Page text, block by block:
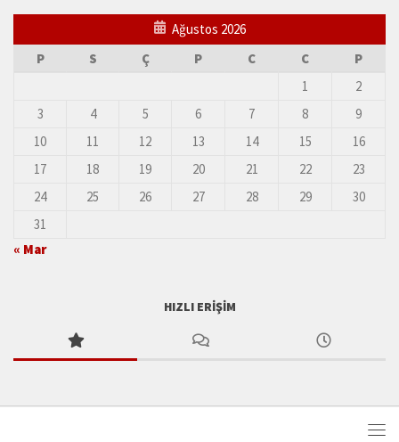
Ağustos 2026
P
S Ç P C C
P
1
2
3
4 5 6 7 8
9
10
11 12 13 14 15
16
17
18 19 20 21 22
23
24
25 26 27 28 29
30
31
« Mar
HIZLI ERIŞIM